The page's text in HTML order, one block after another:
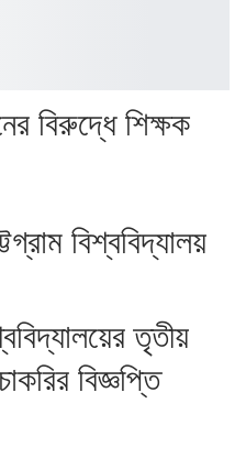
বিরুদ্ধে শিক্ষক
বিশ্ববিদ্যালয়
তৃতীয়
বিজ্ঞপ্তি